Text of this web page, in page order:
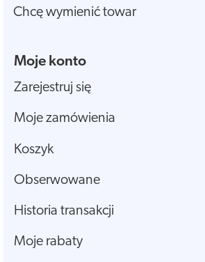
Chcę wymienić towar
Moje konto
Zarejestruj się
Moje zamówienia
Koszyk
Obserwowane
Historia transakcji
Moje rabaty